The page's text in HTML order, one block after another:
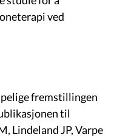
ved
fremstillingen
til
Lindeland JP, Varpe